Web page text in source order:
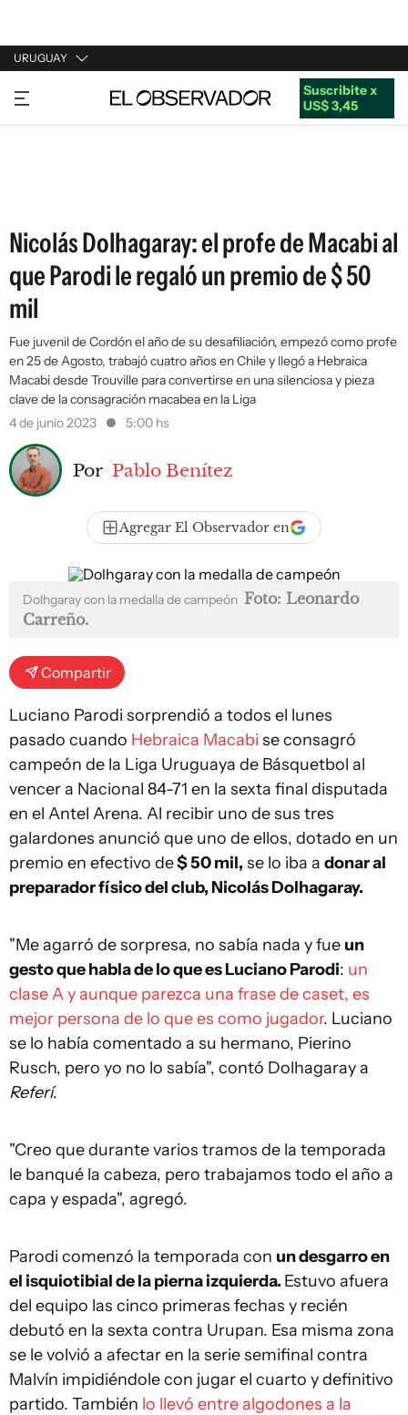
URUGUAY
URUGUAY
ARGENTINA
Suscribite x
US$ 3,45
Nicolás Dolhagaray: el profe de Macabi al
que Parodi le regaló un premio de $ 50
mil
Fue juvenil de Cordón el año de su desafiliación, empezó como profe
en 25 de Agosto, trabajó cuatro años en Chile y llegó a Hebraica
Macabi desde Trouville para convertirse en una silenciosa y pieza
clave de la consagración macabea en la Liga
4 de junio 2023
5:00 hs
Por Pablo Benítez
Agregar El Observador en
Dolhgaray con la medalla de campeón Foto: Leonardo
Carreño.
Compartir
Luciano Parodi sorprendió a todos el lunes
pasado cuando Hebraica Macabi se consagró
campeón de la Liga Uruguaya de Básquetbol al
vencer a Nacional 84-71 en la sexta final disputada
en el Antel Arena. Al recibir uno de sus tres
galardones anunció que uno de ellos, dotado en un
premio en efectivo de$ 50 mil, se lo iba a donar al
preparador físico del club, Nicolás Dolhagaray.
"Me agarró de sorpresa, no sabía nada y fue un
gesto que habla de lo que es Luciano Parodi: un
clase A y aunque parezca una frase de caset, es
mejor persona de lo que es como jugador. Luciano
se lo había comentado a su hermano, Pierino
Rusch, pero yo no lo sabía", contó Dolhagaray a
Referí.
"Creo que durante varios tramos de la temporada
le banqué la cabeza, pero trabajamos todo el año a
capa y espada", agregó.
Parodi comenzó la temporada con un desgarro en
el isquiotibial de la pierna izquierda. Estuvo afuera
del equipo las cinco primeras fechas y recién
debutó en la sexta contra Urupan. Esa misma zona
se le volvió a afectar en la serie semifinal contra
Malvín impidiéndole con jugar el cuarto y definitivo
partido. También lo llevó entre algodones a la